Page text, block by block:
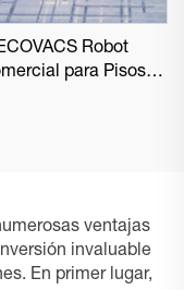
Robot
para Pisos
ventajas
invaluable
En primer lugar,